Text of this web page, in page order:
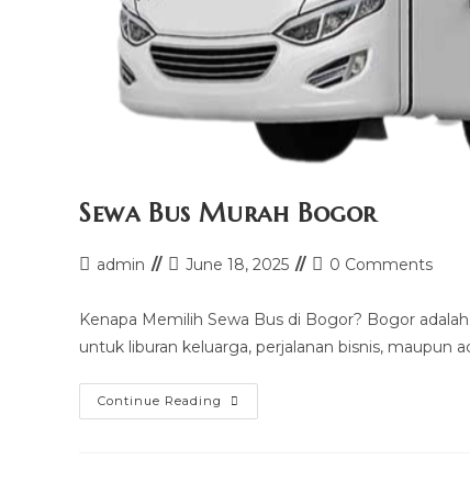
Sewa Bus Murah Bogor
Postadmin
Post
modified:
June 18, 2025
Post0 Comments
Kenapa Memilih Sewa Bus di Bogor? Bogor
untuk liburan keluarga, perjalanan bisnis, maupun
Continue Reading Sewa
Bus